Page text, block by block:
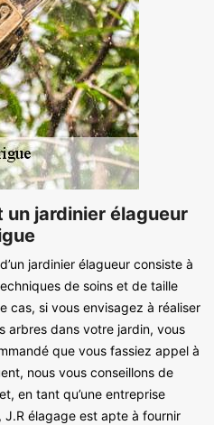
jardinier élagueur
jardinier élagueur consiste à
de soins et de taille
cas, si vous envisagez à réaliser
arbres dans votre jardin, vous
que vous fassiez appel à
nous vous conseillons de
en tant qu’une entreprise
élagage est apte à fournir